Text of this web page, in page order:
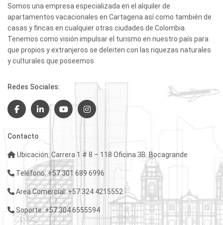
Somos una empresa especializada en el alquiler de
apartamentos vacacionales en Cartagena así como también de
casas y fincas en cualquier otras ciudades de Colombia.
Tenemos como visión impulsar el turismo en nuestro país para
que propios y extranjeros se deleiten con las riquezas naturales
y culturales que poseemos
Redes Sociales:
Contacto
Ubicación: Carrera 1 # 8 – 118 Oficina 3B. Bocagrande
Teléfono: +57 301 689 6996
Area Comercial: +57 324 4215552
Soporte: +57 304 6555594